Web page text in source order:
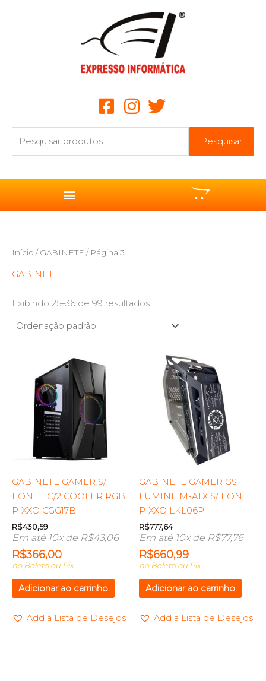
por:
Pesquisar
Início /GABINETE / Página 3
GABINETE
Exibindo 25–36 de 99 resultados
GABINETE GAMER S/
FONTE C/2 COOLER RGB
PIXXO CGG17B
R$430,59
Em até 10x de R$43,06
R$366,00
no Boleto ou Pix
Adicionar ao carrinho
Add a Lista de Desejos
GABINETE GAMER GS
LUMINE M-ATX S/ FONTE
PIXXO LKL06P
R$777,64
Em até 10x de R$77,76
R$660,99
no Boleto ou Pix
Adicionar ao carrinho
Add a Lista de Desejos